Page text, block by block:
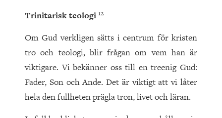
Trinitarisk teologi 12
Om Gud verkligen sätts i centrum för kristen
tro och teologi, blir frågan om vem han är
viktigare. Vi bekänner oss till en treenig Gud:
Fader, Son och Ande. Det är viktigt att vi låter
hela den fullheten prägla tron, livet och läran.